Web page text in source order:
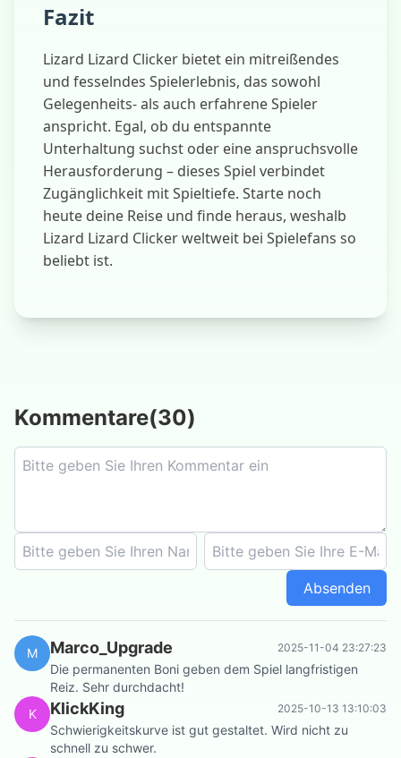
Fazit
Lizard Lizard Clicker bietet ein mitreißendes
und fesselndes Spielerlebnis, das sowohl
Gelegenheits- als auch erfahrene Spieler
anspricht. Egal, ob du entspannte
Unterhaltung suchst oder eine anspruchsvolle
Herausforderung – dieses Spiel verbindet
Zugänglichkeit mit Spieltiefe. Starte noch
heute deine Reise und finde heraus, weshalb
Lizard Lizard Clicker weltweit bei Spielefans so
beliebt ist.
Kommentare(30)
Absenden
M Marco_Upgrade 2025-11-04 23:27:23
Die permanenten Boni geben dem Spiel langfristigen
Reiz. Sehr durchdacht!
K
KlickKing 2025-10-13 13:10:03
Schwierigkeitskurve ist gut gestaltet. Wird nicht zu
schnell zu schwer.